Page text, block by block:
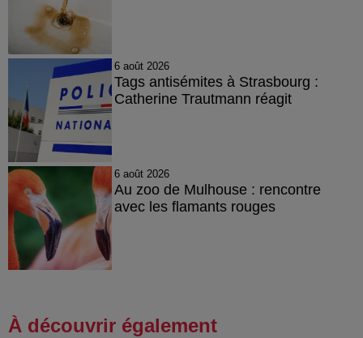
6 août 2026
Tags antisémites à Strasbourg :
Catherine Trautmann réagit
6 août 2026
Au zoo de Mulhouse : rencontre
avec les flamants rouges
À découvrir également